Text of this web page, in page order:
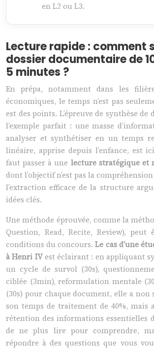
en L2 ou L3.
Lecture rapide : comment
dossier documentaire de
5 minutes ?
En prépa, notamment dans les
économiques, le temps n’est pas
est des points. L’épreuve de synthèse de
l’exemple parfait : une masse
analyser et synthétiser en un temps
linéaire, apprise depuis l’enfance, est
faut passer à une lecture stratégique et
dont l’objectif n’est pas la
l’extraction efficace de la structure
idées clés.
Une méthode éprouvée, comme la
Question, Read, Recite, Review), peut
conditions du concours.Le cas d’une
à Henri IVest éclairant : en appliquant
un cycle de survol (30s),
ciblée (3min), reformulation mentale
(30s) pour chaque document, elle a
son temps de traitement de 40%, mais
rétention des informations essentielles
de ne plus lire pour comprendre,
répondre à des questions que vous